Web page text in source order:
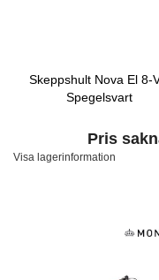
Skeppshult Nova El 8-
Spegelsvart
Pris
Visa lagerinformation